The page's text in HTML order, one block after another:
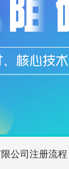
公司注册流程